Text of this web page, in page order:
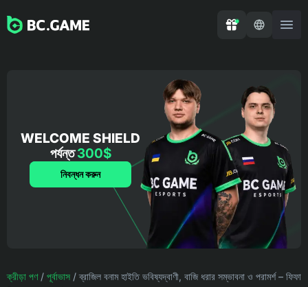
WELCOME SHIELD
পর্যন্ত300$
নিবন্ধন করুন
ক্রীড়া পণ/ পূর্বাভাস /ব্রাজিল বনাম হাইতি ভবিষ্যদ্বাণী, বাজি ধরার সম্ভাবনা ও পরামর্শ – ফিফা